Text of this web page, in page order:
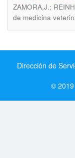
ZAMORA,J.;
de medicina
Dirección de
© 2019